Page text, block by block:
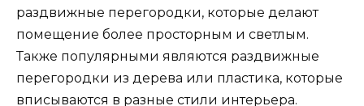
раздвижные перегородки, которые делают
помещение более просторным и светлым.
Также популярными являются раздвижные
перегородки из дерева или пластика, которые
вписываются в разные стили интерьера.